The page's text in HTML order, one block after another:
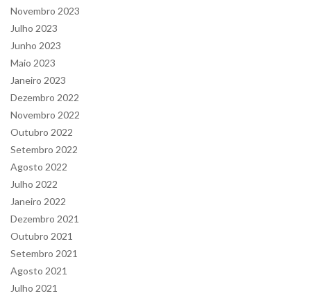
Novembro 2023
Julho 2023
Junho 2023
Maio 2023
Janeiro 2023
Dezembro 2022
Novembro 2022
Outubro 2022
Setembro 2022
Agosto 2022
Julho 2022
Janeiro 2022
Dezembro 2021
Outubro 2021
Setembro 2021
Agosto 2021
Julho 2021